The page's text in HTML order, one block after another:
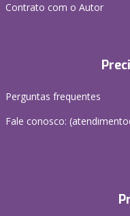
Contrato com o Autor
Perguntas frequentes
Fale conosco: